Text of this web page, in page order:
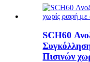
SCH60
Πισινών